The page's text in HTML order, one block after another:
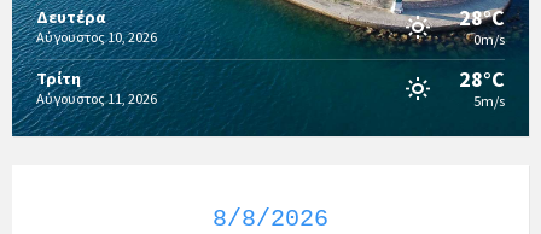
Δευτέρα
Αύγουστος 10, 2026
28°C
0m/s
Τρίτη
Αύγουστος 11, 2026
28°C
5m/s
8/8/2026